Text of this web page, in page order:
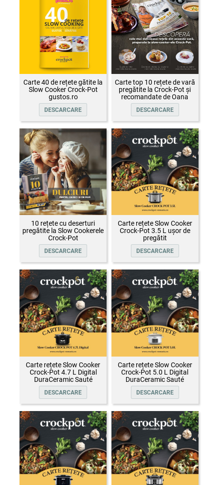
Carte 40 de rețete gătite la
Slow Cooker Crock-Pot
gustos.ro
DESCARCARE
Carte top 10 rețete de vară
pregătite la Crock-Pot și
recomandate de Oana
Țepelin
DESCARCARE
10 rețete cu deserturi
pregătite la Slow Cookerele
Crock-Pot
DESCARCARE
Carte rețete Slow Cooker
Crock-Pot 3.5 L ușor de
pregătit
DESCARCARE
Carte rețete Slow Cooker
Crock-Pot 4.7 L Digital
DuraCeramic Sauté
DESCARCARE
Carte rețete Slow Cooker
Crock-Pot 5.0 L Digital
DuraCeramic Sauté
DESCARCARE